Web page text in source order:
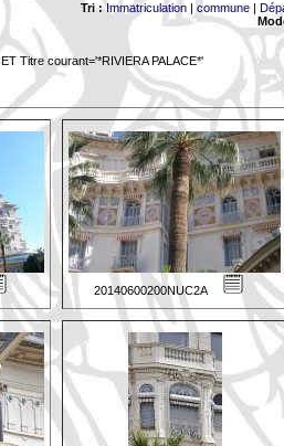
Tri : Immatriculation |commune |
ET Titre courant='*RIVIERA PALACE*'
20140600200NUC2A